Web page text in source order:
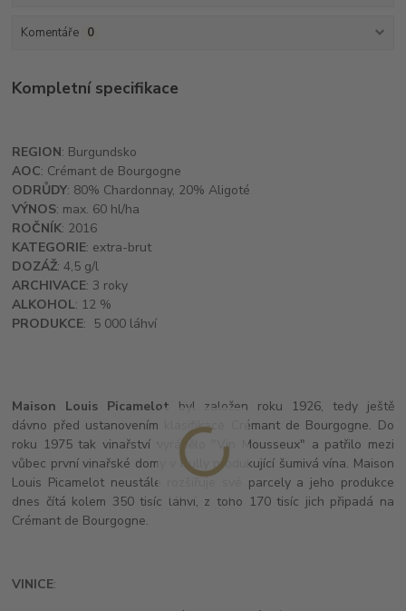
Komentáře 0
Kompletní specifikace
REGION: Burgundsko
AOC: Crémant de Bourgogne
ODRŮDY: 80% Chardonnay, 20% Aligoté
VÝNOS: max. 60 hl/ha
ROČNÍK: 2016
KATEGORIE: extra-brut
DOZÁŽ: 4,5 g/l
ARCHIVACE: 3 roky
ALKOHOL: 12 %
PRODUKCE: 5 000 láhví
Maison Louis Picamelot byl založen roku 1926, tedy ještě
dávno před ustanovením klasifikace Crémant de Bourgogne. Do
roku 1975 tak vinařství vyrábělo "Vin Mousseux" a patřilo mezi
vůbec první vinařské domy v Rully produkující šumivá vína. Maison
Louis Picamelot neustále rozšiřuje své parcely a jeho produkce
dnes čítá kolem 350 tisíc láhví, z toho 170 tisíc jich připadá na
Crémant de Bourgogne.
VINICE: